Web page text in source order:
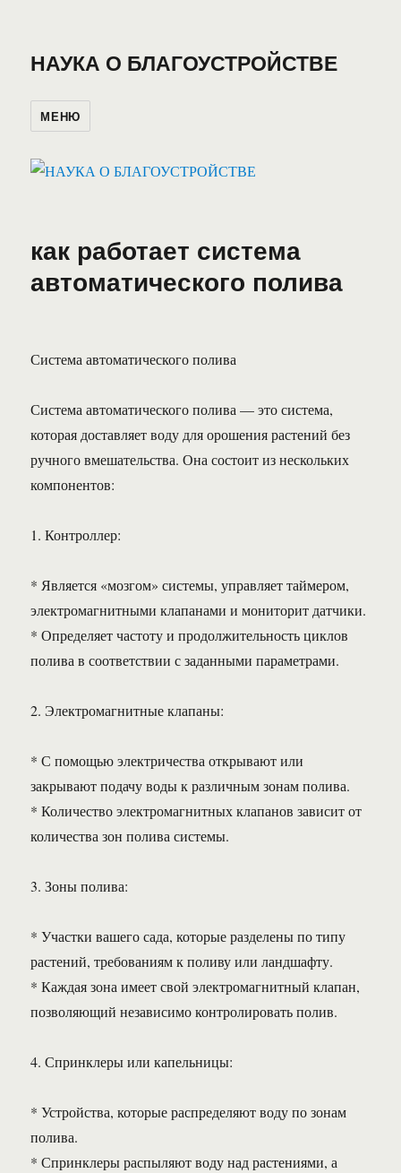
НАУКА О БЛАГОУСТРОЙСТВЕ
МЕНЮ
как работает система
автоматического полива
Система автоматического полива
Система автоматического полива — это система,
которая доставляет воду для орошения растений без
ручного вмешательства. Она состоит из нескольких
компонентов:
1. Контроллер:
* Является «мозгом» системы, управляет таймером,
электромагнитными клапанами и мониторит датчики.
* Определяет частоту и продолжительность циклов
полива в соответствии с заданными параметрами.
2. Электромагнитные клапаны:
* С помощью электричества открывают или
закрывают подачу воды к различным зонам полива.
* Количество электромагнитных клапанов зависит от
количества зон полива системы.
3. Зоны полива:
* Участки вашего сада, которые разделены по типу
растений, требованиям к поливу или ландшафту.
* Каждая зона имеет свой электромагнитный клапан,
позволяющий независимо контролировать полив.
4. Спринклеры или капельницы:
* Устройства, которые распределяют воду по зонам
полива.
* Спринклеры распыляют воду над растениями, а